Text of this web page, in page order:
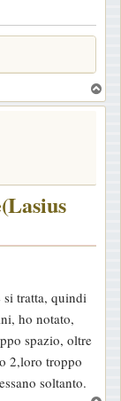
o
si tratta, quindi
ho notato,
spazio, oltre
2,loro troppo
soltanto.